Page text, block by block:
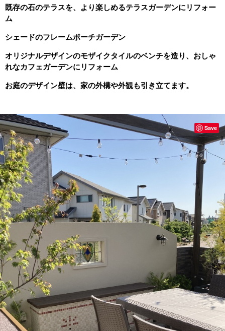
既存の石のテラスを、より楽しめるテラスガーデンにリフォー
ム
シェードのフレームポーチガーデン
オリジナルデザインのモザイクタイルのベンチを造り、おしゃ
れなカフェガーデンにリフォーム
お庭のデザイン壁は、家の外構や外観も引き立てます。
Save